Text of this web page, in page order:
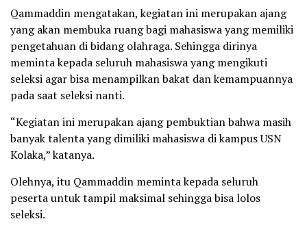
Qammaddin mengatakan, kegiatan ini merupakan ajang
yang akan membuka ruang bagi mahasiswa yang memiliki
pengetahuan di bidang olahraga. Sehingga dirinya
meminta kepada seluruh mahasiswa yang mengikuti
seleksi agar bisa menampilkan bakat dan kemampuannya
pada saat seleksi nanti.
“Kegiatan ini merupakan ajang pembuktian bahwa masih
banyak talenta yang dimiliki mahasiswa di kampus USN
Kolaka,” katanya.
Olehnya, itu Qammaddin meminta kepada seluruh
peserta untuk tampil maksimal sehingga bisa lolos
seleksi.